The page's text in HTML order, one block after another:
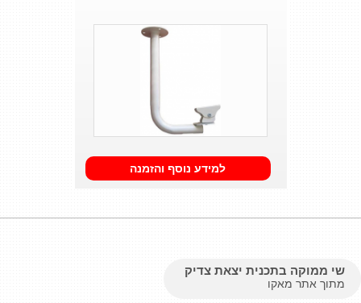
למידע נוסף והזמנה
שי ממוקה בתכנית יצאת צדיק
מתוך אתר מאקו